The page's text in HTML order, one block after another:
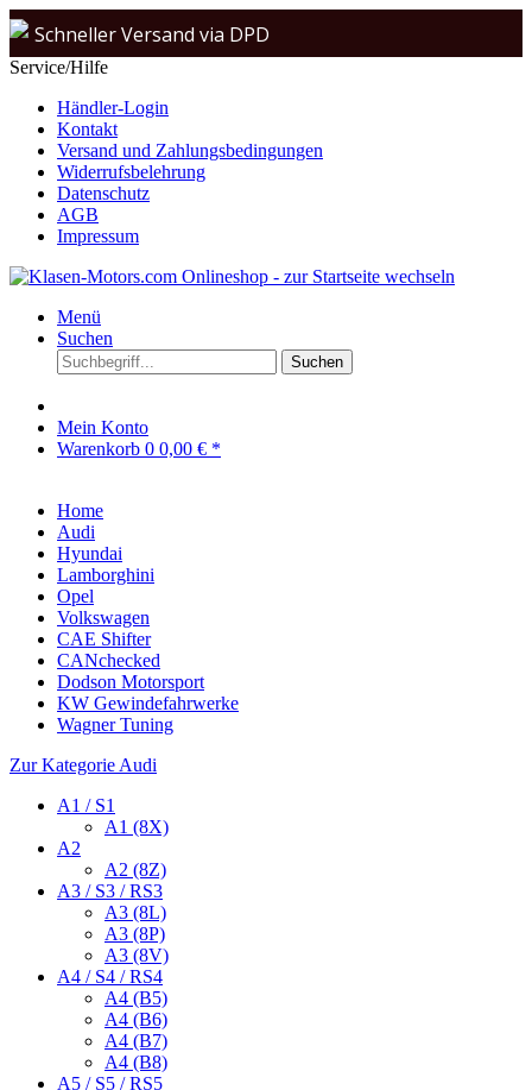
Schneller Versand via DPD
Service/Hilfe
Händler-Login
Kontakt
Versand und Zahlungsbedingungen
Widerrufsbelehrung
Datenschutz
AGB
Impressum
Menü
Suchen
Suchen
Mein Konto
Warenkorb 0 0,00 € *
Home
Audi
Hyundai
Lamborghini
Opel
Volkswagen
CAE Shifter
CANchecked
Dodson Motorsport
KW Gewindefahrwerke
Wagner Tuning
Zur Kategorie Audi
A1 / S1
A1 (8X)
A2
A2 (8Z)
A3 / S3 / RS3
A3 (8L)
A3 (8P)
A3 (8V)
A4 / S4 / RS4
A4 (B5)
A4 (B6)
A4 (B7)
A4 (B8)
A5 / S5 / RS5